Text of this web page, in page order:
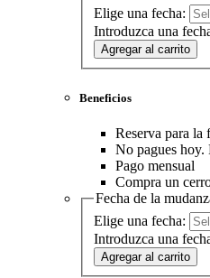
Elige una fecha:
Introduzca una
Agregar al carrito
Beneficios
Reserva para la
No pagues hoy.
Pago mensual
Compra un
Fecha de la
Elige una fecha:
Introduzca una
Agregar al carrito